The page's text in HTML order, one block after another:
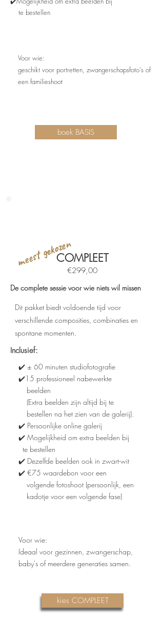
Voor wie:
geschikt voor portretten, zwangerschapsfoto's of
een familieshoot
boek BASIS
te bestellen
Dit pakket biedt voldoende tijd voor
verschillende composities, combinaties en
spontane momenten.
✔️ ± 60 minuten studiofotografie
✔️15 professioneel nabewerkte
beelden
(Extra beelden zijn altijd bij te
bestellen na het zien van de galerij).
✔️ Persoonlijke online galerij
✔️ Mogelijkheid om extra beelden bij
te bestellen
✔️ Dezelfde beelden ook in zwart-wit
✔️ €75 waardebon voor een
volgende fotoshoot (persoonlijk, een
kadotje voor een volgende fase)
Voor wie:
Ideaal voor gezinnen, zwangerschap,
baby's of meerdere generaties samen.
kies COMPLEET
meest gekozenCOMPLEET
€299,00
De complete sessie voor wie niets wil missen
Inclusief: